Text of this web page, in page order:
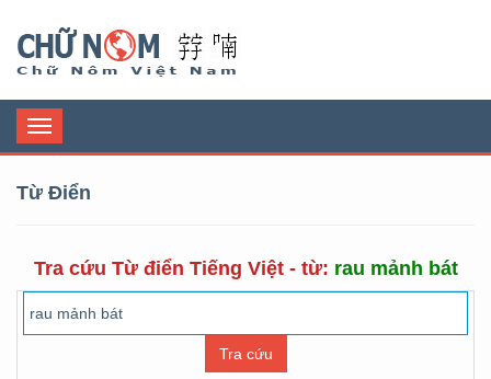
Toggle
navigation
Từ Điển
Tra cứu Từ điển Tiếng Việt - từ: rau mảnh bát